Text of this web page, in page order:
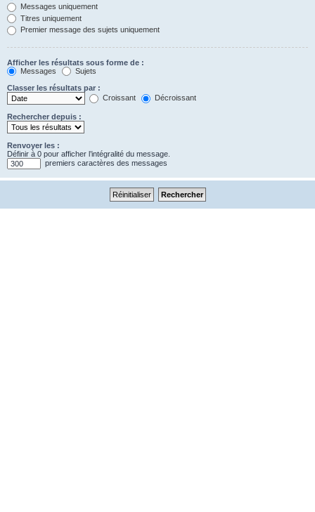
Messages uniquement
Titres uniquement
Premier message des sujets uniquement
Afficher les résultats sous forme de :
Messages
Sujets
Classer les résultats par :
Croissant
Décroissant
Rechercher depuis :
Renvoyer les :
Définir à 0 pour afficher l’intégralité du message.
premiers caractères des messages